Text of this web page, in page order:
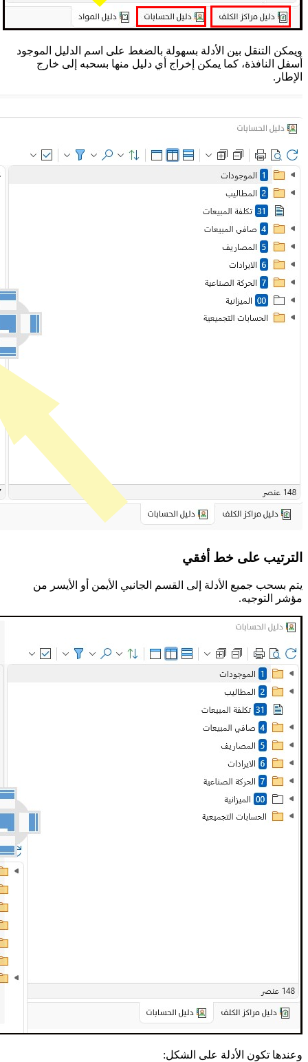
ويمكن التنقل بين الأدلة بسهولة بالضغط على اسم الدليل الموجود
أسفل النافذة، كما يمكن إخراج أي دليل منها بسحبه إلى خارج
الإطار.
الترتيب على خط أفقي
يتم بسحب جميع الأدلة إلى القسم الجانبي الأيمن أو الأيسر من
مؤشر التوجيه.
وعندها تكون الأدلة على الشكل: